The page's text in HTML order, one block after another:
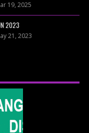
19, 2025
2023
21, 2023